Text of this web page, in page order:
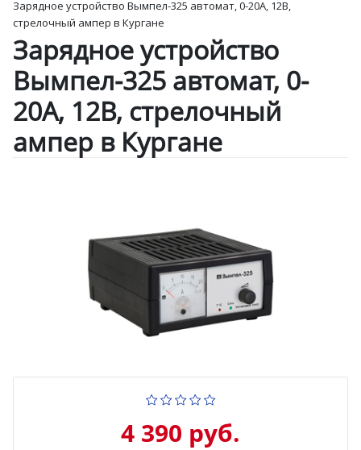
Зарядное устройство Вымпел-325 автомат, 0-20А, 12В,
стрелочный ампер в Кургане
Зарядное устройство
Вымпел-325 автомат, 0-
20А, 12В, стрелочный
ампер в Кургане
4 390 руб.